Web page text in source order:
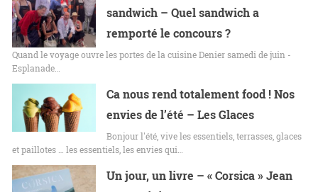
sandwich – Quel sandwich a
remporté le concours ?
Quand le voyage ouvre les portes de la cuisine Denier samedi de juin -
Esplanade…
Ca nous rend totalement food ! Nos
envies de l’été – Les Glaces
Bonjour l'été, vive les essentiels, terrasses, glaces
et paillotes … les essentiels, les envies qui…
Un jour, un livre – « Corsica » Jean